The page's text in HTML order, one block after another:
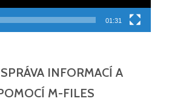
01:31
INFORMACÍ A
M-FILES